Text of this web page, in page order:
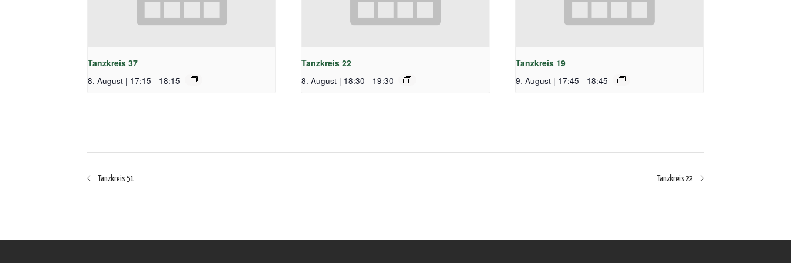
Tanzkreis 37
8. August | 17:15 - 18:15
Tanzkreis 22
8. August | 18:30 - 19:30
Tanzkreis 19
9. August | 17:45 - 18:45
Tanzkreis 51 Tanzkreis 22